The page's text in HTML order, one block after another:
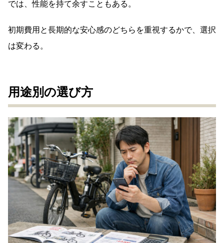
では、性能を持て余すこともある。
初期費用と長期的な安心感のどちらを重視するかで、選択
は変わる。
用途別の選び方